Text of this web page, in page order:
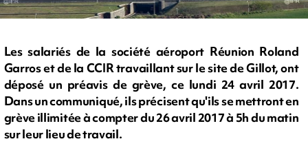
Les salariés de la société aéroport Réunion Roland
Garros et de la CCIR travaillant sur le site de Gillot, ont
déposé un préavis de grève, ce lundi 24 avril 2017.
Dans un communiqué, ils précisent qu'ils se mettront en
grève illimitée à compter du 26 avril 2017 à 5h du matin
sur leur lieu de travail.